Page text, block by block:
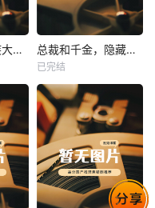
甜蜜婚宠：残疾大佬夜夜撩 热播
未知
总裁和千金，隐藏身份闪婚了
已完结